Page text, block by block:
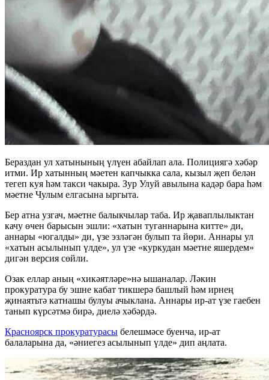
Бераздан ул хатынының үлүен абайлап ала. Полициягә хәбәр
итми. Ир хатынның мәетен капчыкка сала, кызыл җеп белән
тегеп куя һәм такси чакыра. Зур Улуй авылына кадәр бара һәм
мәетне Чулым елгасына ыргыта.
Бер атна узгач, мәетне балыкчылар таба. Ир җаваплылыктан
качу өчен барысын эшли: «хатын туганнарына китте» ди,
аннары «югалды» ди, үзе эзләгән булып та йөри. Аннары ул
«хатын асылынып үлде», ул үзе «куркудан мәетне яшердем»
дигән версия сөйли.
Озак еллар аның «хикәятләре»нә ышаналар. Ләкин
прокуратура бу эшне кабат тикшерә башлый һәм ирнең
җинаятьтә катнашы булуы ачыклана. Аннары ир-ат үзе гаебен
танып күрсәтмә бирә, диелә хәбәрдә.
Красноярск прокуратурасы белешмәсе буенча, ир-ат
балаларына да, «әниегез асылынып үлде» дип аңлата.